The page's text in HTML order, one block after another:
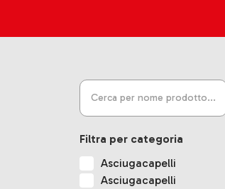
Filtra per categoria
Asciugacapelli
Asciugacapelli